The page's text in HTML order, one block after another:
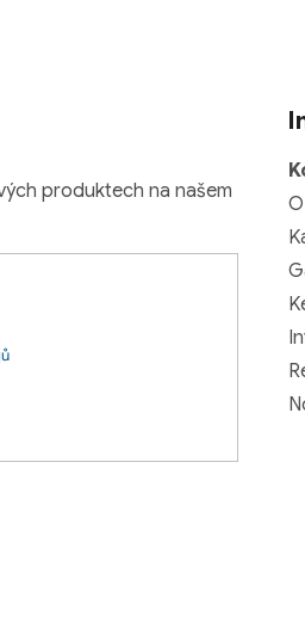
produktech na našem